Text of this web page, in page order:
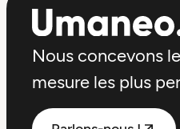
Nous concevons
mesure les plus